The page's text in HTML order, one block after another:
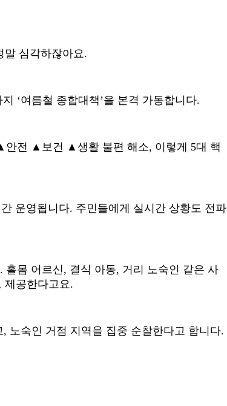
말 심각하잖아요.
‘여름철 종합대책’을 본격 가동합니다.
안전 ▲ 보건 ▲ 생활 불편 해소, 이렇게 5대 핵
운영됩니다. 주민들에게 실시간 상황도 전파
. 홀몸 어르신, 결식 아동, 거리 노숙인 같은 사
제공한다고요.
, 노숙인 거점 지역을 집중 순찰한다고 합니다.